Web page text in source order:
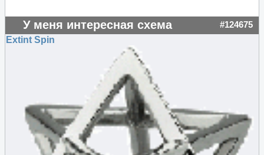
У меня интересная схема #124675
Extint Spin